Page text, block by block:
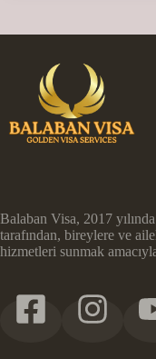
Balaban Visa, 2017 yılında
tarafından, bireylere ve
hizmetleri sunmak